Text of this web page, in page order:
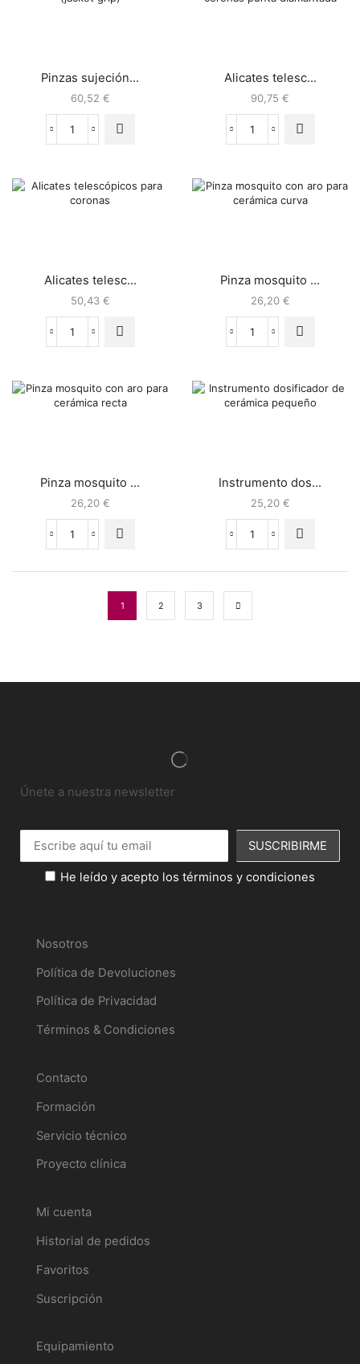
Pinzas sujeción...
60,52 €
Alicates telesc...
90,75 €
Alicates telesc...
50,43 €
Pinza mosquito ...
26,20 €
Pinza mosquito ...
26,20 €
Instrumento dos...
25,20 €
1 2 3
Únete a nuestra newsletter
He leído y acepto los términos y condiciones
Nosotros
Política de Devoluciones
Política de Privacidad
Términos & Condiciones
Contacto
Formación
Servicio técnico
Proyecto clínica
Mi cuenta
Historial de pedidos
Favoritos
Suscripción
Equipamiento